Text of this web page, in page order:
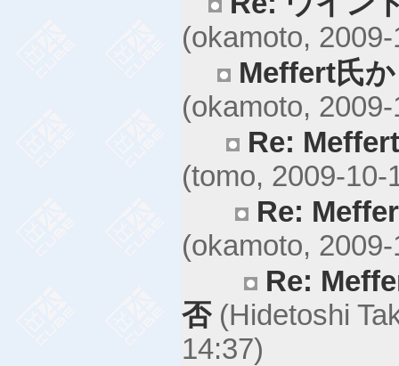
(okamoto,
Meffert氏
(okamoto,
Re:
(tomo, 2009-10-
Re:
(okamoto,
Re:
否(Hidetoshi
14:37)